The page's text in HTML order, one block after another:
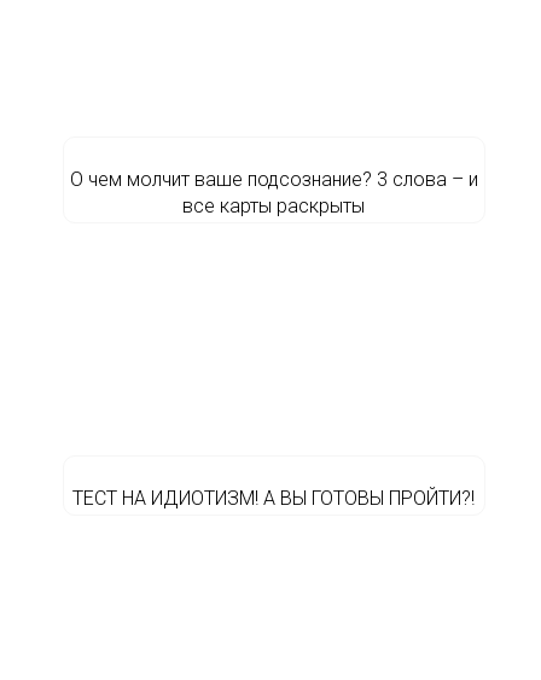
О чем молчит ваше подсознание? 3 слова – и
все карты раскрыты
ТЕСТ НА ИДИОТИЗМ! А ВЫ ГОТОВЫ ПРОЙТИ?!